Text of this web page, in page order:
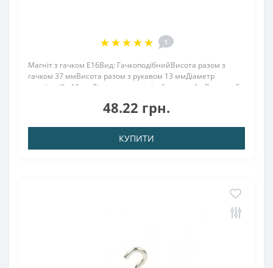
1
Магніт з гачком E16Вид: ГачкоподібнийВисота разом з
гачком 37 ммВисота разом з рукавом 13 ммДіаметр
зовнішній : 16 ммДіаметр внутр. різьблення : 4.мВисота : 5
N38Зчеплення прибл .: 8,00 кг&nbs..
48.22 грн.
КУПИТИ